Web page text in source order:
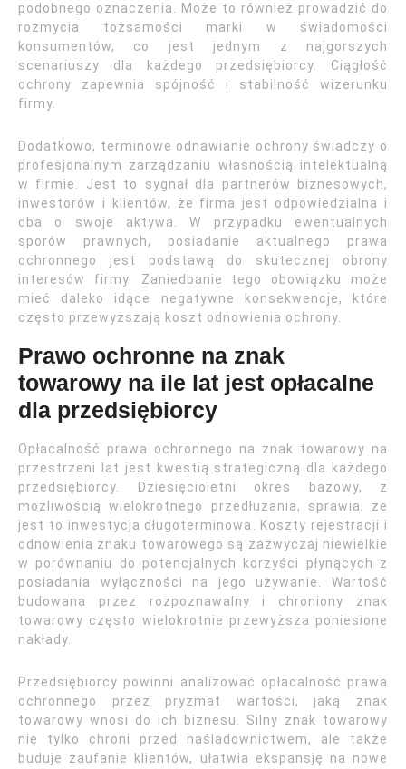
podobnego oznaczenia. Może to również prowadzić do
rozmycia tożsamości marki w świadomości
konsumentów, co jest jednym z najgorszych
scenariuszy dla każdego przedsiębiorcy. Ciągłość
ochrony zapewnia spójność i stabilność wizerunku
firmy.
Dodatkowo, terminowe odnawianie ochrony świadczy o
profesjonalnym zarządzaniu własnością intelektualną
w firmie. Jest to sygnał dla partnerów biznesowych,
inwestorów i klientów, że firma jest odpowiedzialna i
dba o swoje aktywa. W przypadku ewentualnych
sporów prawnych, posiadanie aktualnego prawa
ochronnego jest podstawą do skutecznej obrony
interesów firmy. Zaniedbanie tego obowiązku może
mieć daleko idące negatywne konsekwencje, które
często przewyższają koszt odnowienia ochrony.
Prawo ochronne na znak
towarowy na ile lat jest opłacalne
dla przedsiębiorcy
Opłacalność prawa ochronnego na znak towarowy na
przestrzeni lat jest kwestią strategiczną dla każdego
przedsiębiorcy. Dziesięcioletni okres bazowy, z
możliwością wielokrotnego przedłużania, sprawia, że
jest to inwestycja długoterminowa. Koszty rejestracji i
odnowienia znaku towarowego są zazwyczaj niewielkie
w porównaniu do potencjalnych korzyści płynących z
posiadania wyłączności na jego używanie. Wartość
budowana przez rozpoznawalny i chroniony znak
towarowy często wielokrotnie przewyższa poniesione
nakłady.
Przedsiębiorcy powinni analizować opłacalność prawa
ochronnego przez pryzmat wartości, jaką znak
towarowy wnosi do ich biznesu. Silny znak towarowy
nie tylko chroni przed naśladownictwem, ale także
buduje zaufanie klientów, ułatwia ekspansję na nowe